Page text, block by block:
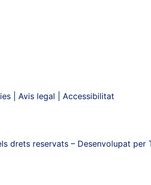
Avis legal Accessibilitat
drets reservats – Desenvolupat per